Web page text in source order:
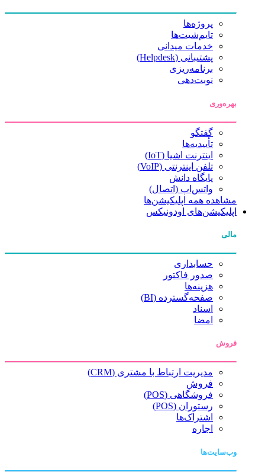
پروژه‌ها
تایم‌شیت‌ها
خدمات میدانی
پشتیبانی (Helpdesk)
برنامه‌ریزی
نوبت‌دهی
بهره‌وری
گفتگو
تأییدیه‌ها
اینترنت اشیا (IoT)
تلفن اینترنتی (VoIP)
پایگاه دانش
واتس‌اپ (اتصال)
مشاهده همه اپلیکیشن‌ها
اپلیکیشن‌های اودونیکس
مالی
حسابداری
صدور فاکتور
هزینه‌ها
صفحه‌گسترده (BI)
اسناد
امضا
فروش
مدیریت ارتباط با مشتری (CRM)
فروش
فروشگاهی (POS)
رستوران (POS)
اشتراک‌ها
اجاره
وب‌سایت‌ها